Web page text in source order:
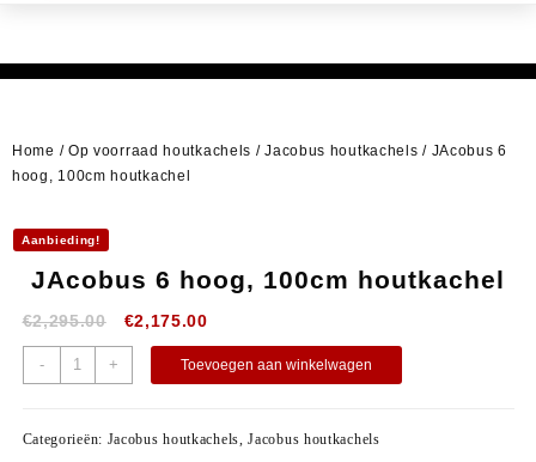
Home / Op voorraad houtkachels /Jacobus houtkachels / JAcobus 6
hoog, 100cm houtkachel
Aanbieding!
JAcobus 6 hoog, 100cm houtkachel
€2,295.00 €2,175.00
- + Toevoegen aan winkelwagen
Categorieën: Jacobus houtkachels ,Jacobus houtkachels